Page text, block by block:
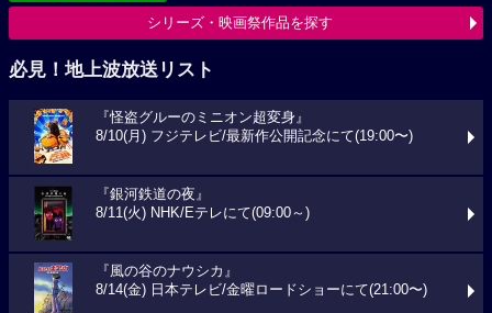
シリーズ・映画祭作品を探す
必見！地上波放送リスト
『怪盗グルーのミニオン超変身』
8/10(月) フジテレビ/最新作公開記念にて(19:00〜)
『銀河鉄道の夜』
8/11(火) NHK/Eテレにて(09:00～)
『風の谷のナウシカ』
8/14(金) 日本テレビ/金曜ロードショーにて(21:00〜)